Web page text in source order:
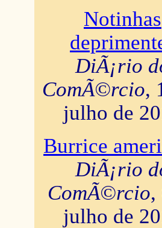
Notinhas
DiÃ¡rio
ComÃ©rcio,
julho de
Burrice
DiÃ¡rio
ComÃ©rcio,
julho de